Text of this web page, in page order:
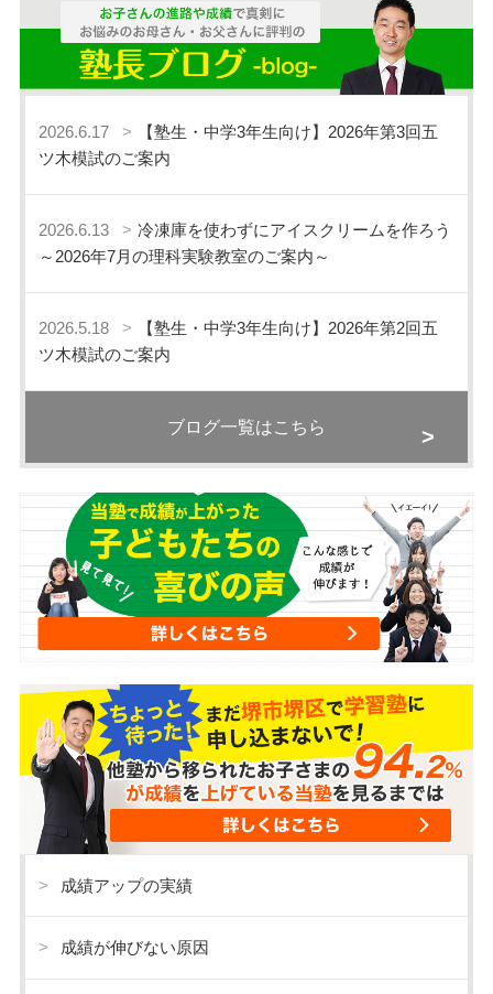
2026.6.17
【塾生・中学3年生向け】2026年第3回五
ツ木模試のご案内
2026.6.13
冷凍庫を使わずにアイスクリームを作ろう
～2026年7月の理科実験教室のご案内～
2026.5.18
【塾生・中学3年生向け】2026年第2回五
ツ木模試のご案内
ブログ一覧はこちら
成績アップの実績
成績が伸びない原因